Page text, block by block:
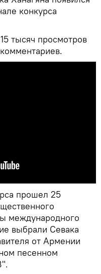
конкурса
тысяч просмотров
прошел 25
международного
выбрали Севака
от Армении
песенном